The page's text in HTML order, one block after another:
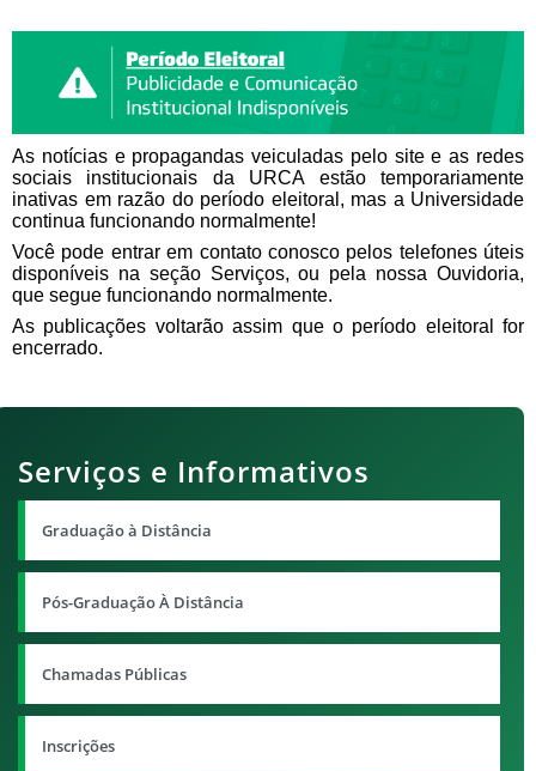
As notícias e propagandas veiculadas pelo site e as redes
sociais institucionais da URCA estão temporariamente
inativas em razão do período eleitoral, mas a Universidade
continua funcionando normalmente!
Você pode entrar em contato conosco pelos telefones úteis
disponíveis na seção Serviços, ou pela nossa Ouvidoria,
que segue funcionando normalmente.
As publicações voltarão assim que o período eleitoral for
encerrado.
Serviços e Informativos
Graduação à Distância
Pós-Graduação À Distância
Chamadas Públicas
Inscrições